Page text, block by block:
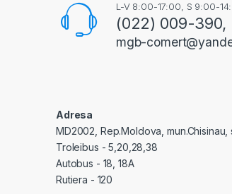
L-V 8:00-17:00, S 9:00-
(022) 009-
mgb-
Adresa
MD2002, Rep.Moldova,
Troleibus - 5,20,28,38
Autobus - 18, 18A
Rutiera - 120